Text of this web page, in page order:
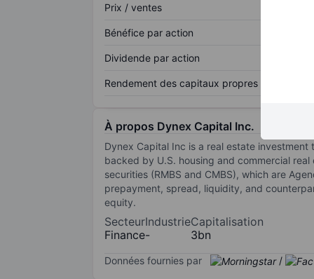
Prix / ventes
Bénéfice par action
Dividende par action
Rendement des capitaux propres
À propos Dynex Capital Inc.
Dynex Capital Inc is a real estate
backed by U.S. housing and commercial
securities (RMBS and CMBS), which are
prepayment, spread, liquidity, and
equity.
Secteur
Finance
Industrie
-
Capitalisation
3bn
Données fournies par /